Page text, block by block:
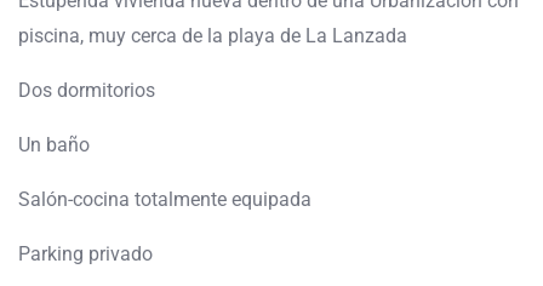
piscina, muy cerca de la playa de La Lanzada
Dos dormitorios
Un baño
Salón-cocina totalmente equipada
Parking privado